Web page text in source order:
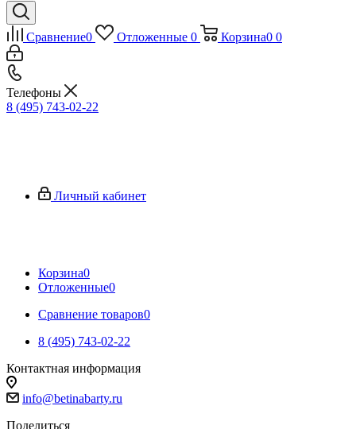
Сравнение0 Отложенные 0 Корзина0 0
Телефоны
8 (495) 743-02-22
Личный кабинет
Корзина0
Отложенные0
Сравнение товаров0
8 (495) 743-02-22
Контактная информация
info@betinabarty.ru
Поделиться